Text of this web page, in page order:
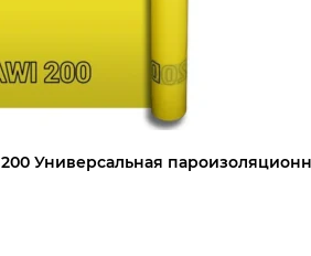
Универсальная